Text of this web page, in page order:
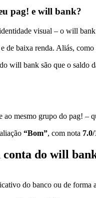
pag! e will bank?
visual – o will
baixa renda. Aliás,
will bank são que o saldo
mesmo grupo do pag! –
“Bom”, com nota
conta do will
do banco ou de